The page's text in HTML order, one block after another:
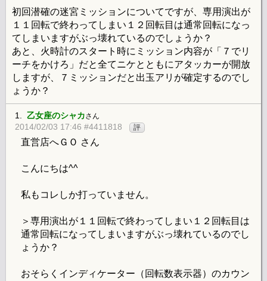
初回潜確の迷宮ミッションについてですが、専用演出が
１１回転で終わってしまい１２回転目は通常回転になっ
てしまいますがぶっ壊れているのでしょうか？
あと、火時計のスタート時にミッション内容が「７でリ
ーチをかけろ」だと全てニケとともにアタッカーが開放
しますが、７ミッションだと出玉アリが確定するのでし
ょうか？
1. 乙女座のシャカさん
2014/02/03 17:46 #4411818 評
直営店へＧＯ さん
こんにちは^^
私もコレしか打っていません。
＞専用演出が１１回転で終わってしまい１２回転目は
通常回転になってしまいますがぶっ壊れているのでし
ょうか？
おそらくインディケーター（回転数表示器）のカウン